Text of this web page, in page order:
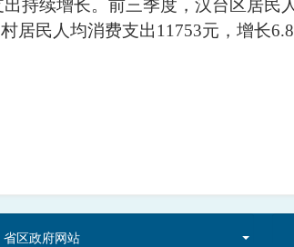
持续增长。前三季度 ，汉台区居民
村居民人均消费支出11753元，增长
省区政府网站